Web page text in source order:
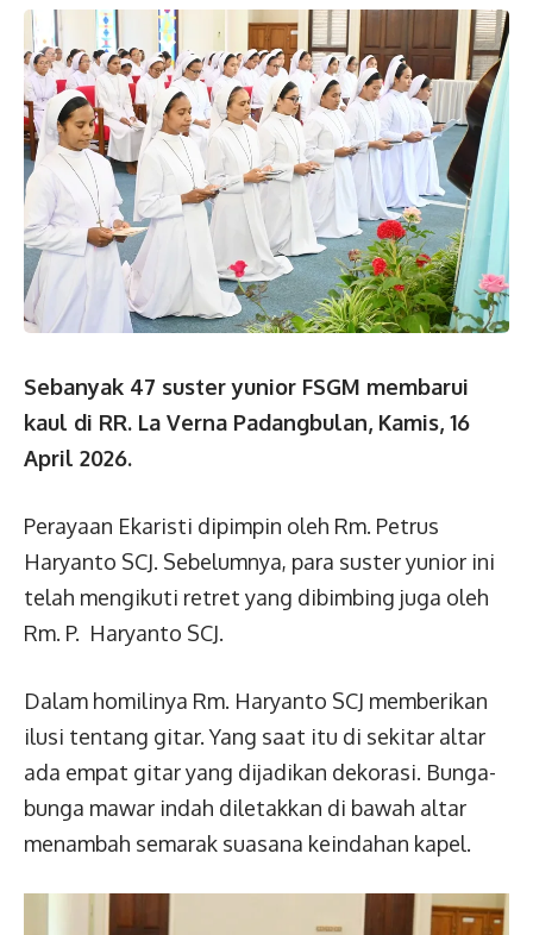
Sebanyak 47 suster yunior FSGM membarui
kaul di RR. La Verna Padangbulan, Kamis, 16
April 2026.
Perayaan Ekaristi dipimpin oleh Rm. Petrus
Haryanto SCJ. Sebelumnya, para suster yunior ini
telah mengikuti retret yang dibimbing juga oleh
Rm. P. Haryanto SCJ.
Dalam homilinya Rm. Haryanto SCJ memberikan
ilusi tentang gitar. Yang saat itu di sekitar altar
ada empat gitar yang dijadikan dekorasi. Bunga-
bunga mawar indah diletakkan di bawah altar
menambah semarak suasana keindahan kapel.